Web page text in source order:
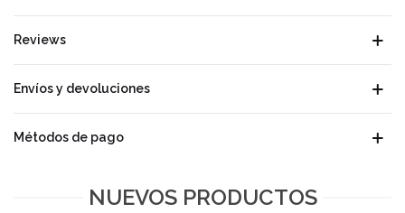
Reviews
Envíos y devoluciones
Métodos de pago
NUEVOS PRODUCTOS